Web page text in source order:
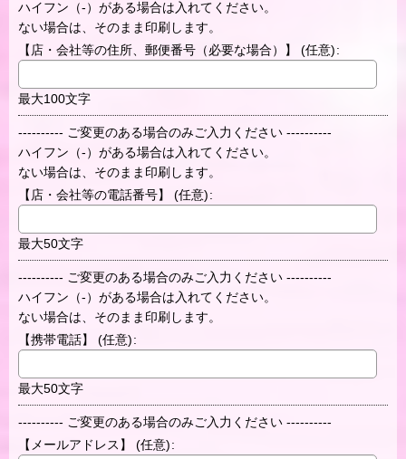
ハイフン（-）がある場合は入れてください。
ない場合は、そのまま印刷します。
【店・会社等の住所、郵便番号（必要な場合）】 (任意):
最大100文字
---------- ご変更のある場合のみご入力ください ----------
ハイフン（-）がある場合は入れてください。
ない場合は、そのまま印刷します。
【店・会社等の電話番号】 (任意):
最大50文字
---------- ご変更のある場合のみご入力ください ----------
ハイフン（-）がある場合は入れてください。
ない場合は、そのまま印刷します。
【携帯電話】 (任意):
最大50文字
---------- ご変更のある場合のみご入力ください ----------
【メールアドレス】 (任意):